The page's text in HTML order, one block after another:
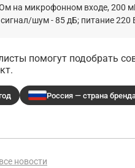
на микрофонном входе, 200
шум - 85 дБ; питание 220
помогут подобрать
Россия — страна
все новости